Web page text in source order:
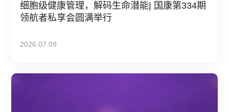
细胞级健康管理，解码生命潜能| 国康第334期
领航者私享会圆满举行
2026.07.09